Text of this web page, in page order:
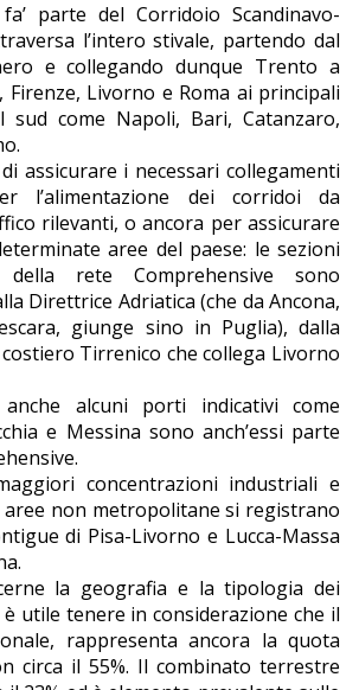
parte del Corridoio Scandinavo-
l’intero stivale, partendo dal
e collegando dunque Trento a
Firenze, Livorno e Roma ai principali
come Napoli, Bari, Catanzaro,
assicurare i necessari collegamenti
l’alimentazione dei corridoi da
rilevanti, o ancora per assicurare
aree del paese: le sezioni
rete Comprehensive sono
Direttrice Adriatica (che da Ancona,
giunge sino in Puglia), dalla
costiero Tirrenico che collega Livorno
alcuni porti indicativi come
e Messina sono anch’essi parte
concentrazioni industriali e
non metropolitane si registrano
di Pisa-Livorno e Lucca-Massa
la geografia e la tipologia dei
utile tenere in considerazione che il
rappresenta ancora la quota
circa il 55%. Il combinato terrestre